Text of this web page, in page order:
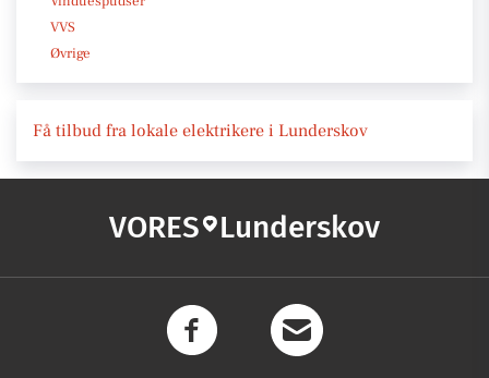
VVS
Øvrige
Få tilbud fra lokale elektrikere i Lunderskov
VORES Lunderskov